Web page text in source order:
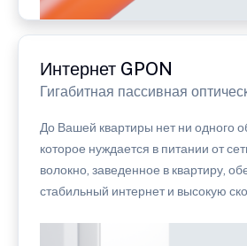
Интернет GPON
Гигабитная пассивная
До Вашей квартиры нет ни одного
которое нуждается в питании от
волокно, заведенное в квартиру,
стабильный интернет и высокую